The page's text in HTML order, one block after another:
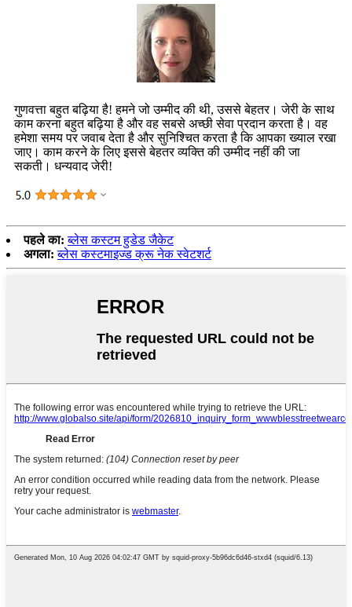
गुणवत्ता बहुत बढ़िया है! हमने जो उम्मीद की थी, उससे बेहतर। जेरी के साथ
काम करना बहुत बढ़िया है और वह सबसे अच्छी सेवा प्रदान करता है। वह
हमेशा समय पर जवाब देता है और सुनिश्चित करता है कि आपका ख्याल रखा
जाए। काम करने के लिए इससे बेहतर व्यक्ति की उम्मीद नहीं की जा
सकती। धन्यवाद जेरी!
पहले का: ब्लेस कस्टम हुडेड जैकेट
अगला: ब्लेस कस्टमाइज्ड क्रू नेक स्वेटशर्ट